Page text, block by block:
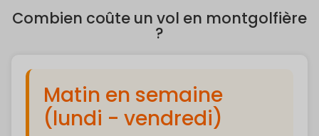
Combien coûte un vol en montgolfière
?
Matin en semaine
(lundi - vendredi)